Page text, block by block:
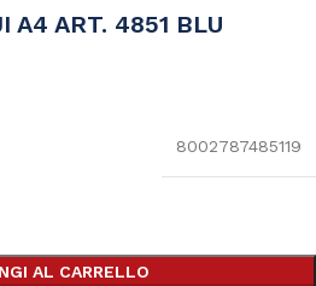
A4 ART. 4851 BLU
8002787485119
AL CARRELLO